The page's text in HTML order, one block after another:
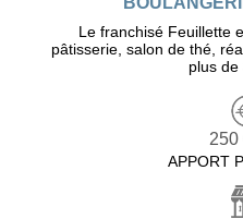
Le franchisé Feuillette
pâtisserie, salon de thé,
plus de
250
APPORT